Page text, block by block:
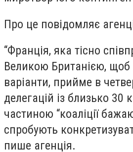
Про це повідомляє
“Франція, яка тісно
Великою Британією, щоб
варіанти, прийме в
делегацій із близько 30
частиною “коаліції
спробують
пише агенція.